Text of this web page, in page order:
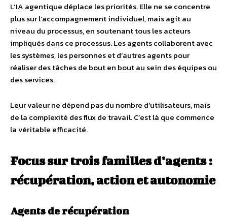
L’IA agentique déplace les priorités. Elle ne se concentre
plus sur l’accompagnement individuel, mais agit au
niveau du processus, en soutenant tous les acteurs
impliqués dans ce processus. Les agents collaborent avec
les systèmes, les personnes et d’autres agents pour
réaliser des tâches de bout en bout au sein des équipes ou
des services.
Leur valeur ne dépend pas du nombre d’utilisateurs, mais
de la complexité des flux de travail. C’est là que commence
la véritable efficacité.
Focus sur trois familles d’agents :
récupération, action et autonomie
Agents de récupération